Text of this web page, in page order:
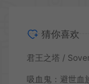
猜你喜欢